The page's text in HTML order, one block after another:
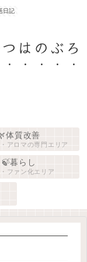
日記
はのぶろ
体質改善
アロマの専門エリア
🍃暮らし
ファン化エリア